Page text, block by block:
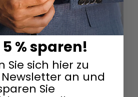
Herren
& Edelsteine
Damen
% sparen!
Sie sich hier zu
an und
Sie